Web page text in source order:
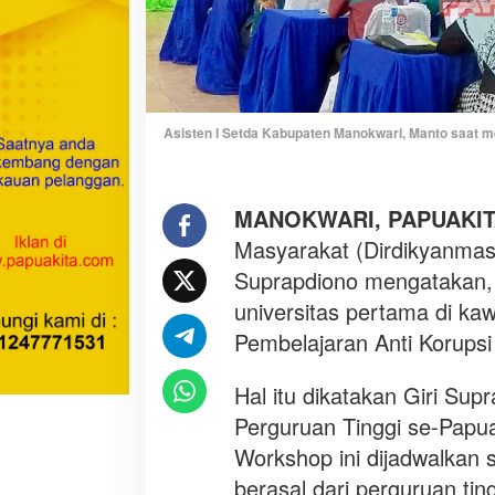
a
d
i
K
a
w
a
n
T
i
m
u
r
n
d
o
n
Asisten I Setda Kabupaten Manokwari, Manto saat
MANOKWARI,
Masyarakat
Suprapdiono
universitas pertama di
Pembelajaran Anti
Hal itu dikatakan Giri
Perguruan Tinggi se-
Workshop ini dijadwalkan
berasal dari perguruan